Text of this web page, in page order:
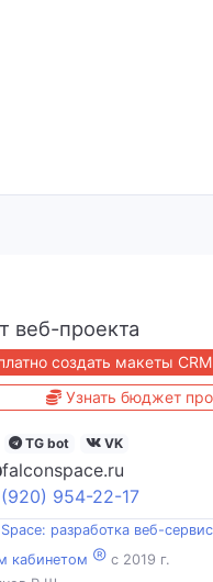
веб-проекта
создать макеты
Узнать бюджет
TG bot VK
falconspace.ru
(920) 954-22-17
разработка веб-
кабинетом ® c 2019 г.